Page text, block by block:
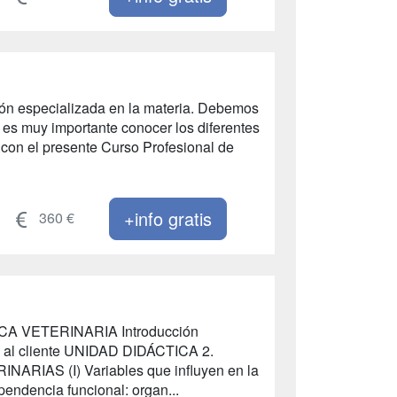
especializada en la materia. Debemos
muy importante conocer los diferentes
el presente Curso Profesional de
360 € +info gratis
VETERINARIA Introducción
cliente UNIDAD DIDÁCTICA 2.
(I) Variables que influyen en la
funcional: organ...